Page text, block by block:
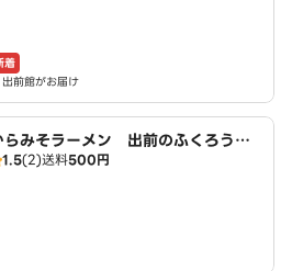
着
出前館がお届け
らみそラーメン 出前のふくろう
が丘店 広域店
1.5(2)送料500円